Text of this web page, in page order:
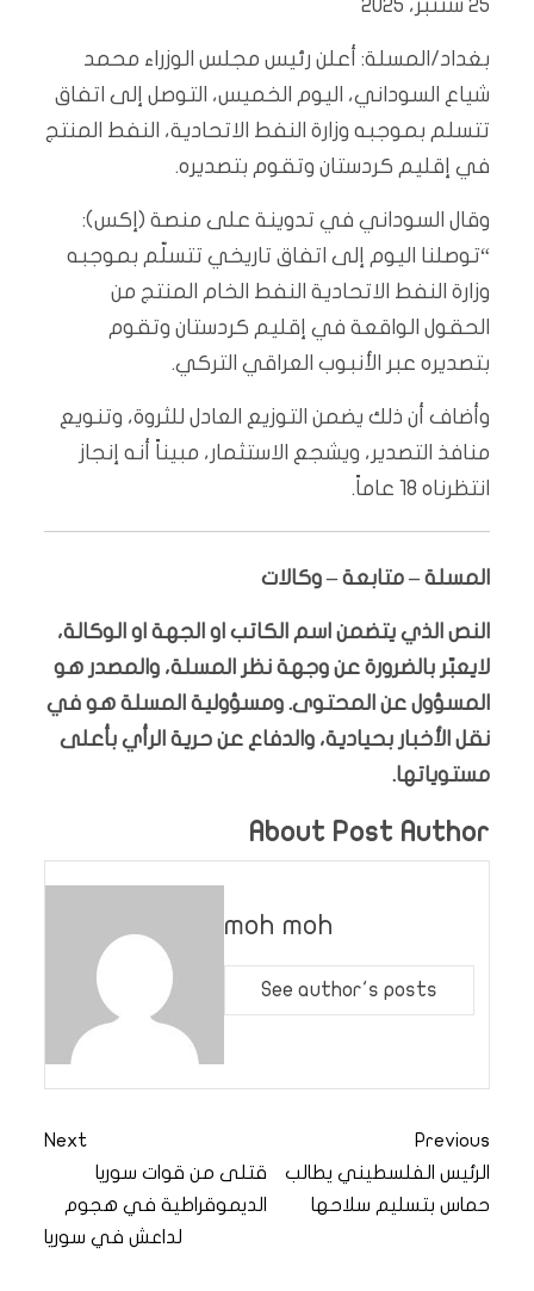
25 شتنبر، 2025
بغداد/المسلة: أعلن رئيس مجلس الوزراء محمد
شياع السوداني، اليوم الخميس، التوصل إلى اتفاق
تتسلم بموجبه وزارة النفط الاتحادية، النفط المنتج
في إقليم كردستان وتقوم بتصديره.
وقال السوداني في تدوينة على منصة (إكس):
“توصلنا اليوم إلى اتفاق تاريخي تتسلّم بموجبه
وزارة النفط الاتحادية النفط الخام المنتج من
الحقول الواقعة في إقليم كردستان وتقوم
بتصديره عبر الأنبوب العراقي التركي.
وأضاف أن ذلك يضمن التوزيع العادل للثروة، وتنويع
منافذ التصدير، ويشجع الاستثمار، مبيناً أنه إنجاز
انتظرناه 18 عاماً.
المسلة – متابعة – وكالات
النص الذي يتضمن اسم الكاتب او الجهة او الوكالة،
لايعبّر بالضرورة عن وجهة نظر المسلة، والمصدر هو
المسؤول عن المحتوى. ومسؤولية المسلة هو في
نقل الأخبار بحيادية، والدفاع عن حرية الرأي بأعلى
مستوياتها.
About Post Author
moh moh
See author's posts
Previous
الرئيس الفلسطيني يطالب
حماس بتسليم سلاحها
Next
قتلى من قوات سوريا
الديموقراطية في هجوم
لداعش في سوريا